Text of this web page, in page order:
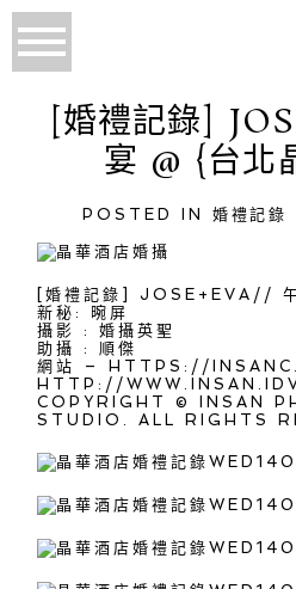
[婚禮記錄]
宴 @ {台北
POSTED IN 婚禮記
[婚禮記錄] JOSE+EVA//
新秘: 晼屏
攝影 : 婚攝英聖
助攝 : 順傑
網站 – HTTPS://
HTTP://
COPYRIGHT © INSAN
STUDIO. ALL RIGHTS